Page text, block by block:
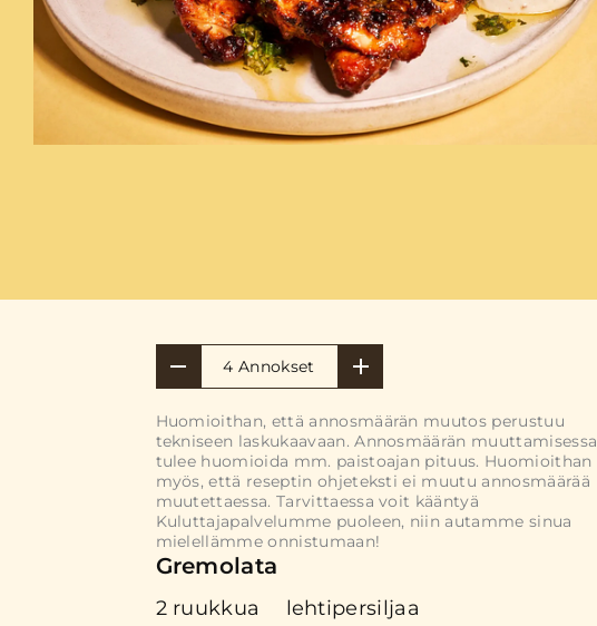
4 Annokset
Huomioithan, että annosmäärän muutos perustuu
tekniseen laskukaavaan. Annosmäärän muuttamisessa
tulee huomioida mm. paistoajan pituus. Huomioithan
myös, että reseptin ohjeteksti ei muutu annosmäärää
muutettaessa. Tarvittaessa voit kääntyä
Kuluttajapalvelumme puoleen, niin autamme sinua
mielellämme onnistumaan!
Gremolata
2 ruukkua lehtipersiljaa